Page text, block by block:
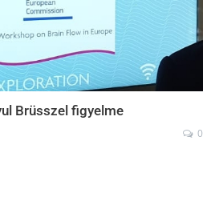
Brüsszel figyelme
0